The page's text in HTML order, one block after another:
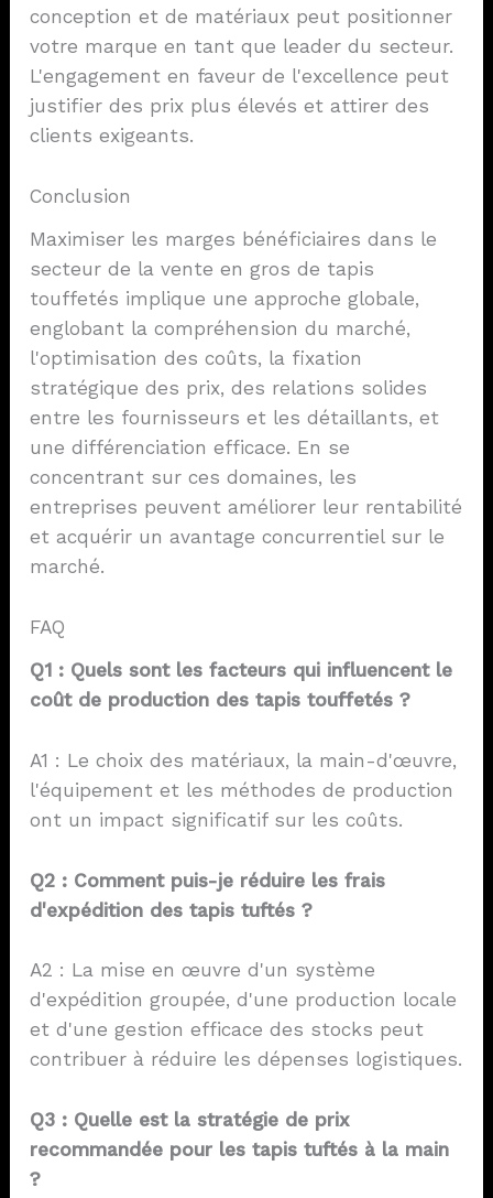
conception et de matériaux peut positionner
votre marque en tant que leader du secteur.
L'engagement en faveur de l'excellence peut
justifier des prix plus élevés et attirer des
clients exigeants.
Conclusion
Maximiser les marges bénéficiaires dans le
secteur de la vente en gros de tapis
touffetés implique une approche globale,
englobant la compréhension du marché,
l'optimisation des coûts, la fixation
stratégique des prix, des relations solides
entre les fournisseurs et les détaillants, et
une différenciation efficace. En se
concentrant sur ces domaines, les
entreprises peuvent améliorer leur rentabilité
et acquérir un avantage concurrentiel sur le
marché.
FAQ
Q1 : Quels sont les facteurs qui influencent le
coût de production des tapis touffetés ?
A1 : Le choix des matériaux, la main-d'œuvre,
l'équipement et les méthodes de production
ont un impact significatif sur les coûts.
Q2 : Comment puis-je réduire les frais
d'expédition des tapis tuftés ?
A2 : La mise en œuvre d'un système
d'expédition groupée, d'une production locale
et d'une gestion efficace des stocks peut
contribuer à réduire les dépenses logistiques.
Q3 : Quelle est la stratégie de prix
recommandée pour les tapis tuftés à la main
?